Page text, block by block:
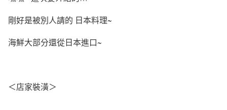
剛好是被別人請的 日本料理~
海鮮大部分還從日本進口~
＜店家裝潢＞